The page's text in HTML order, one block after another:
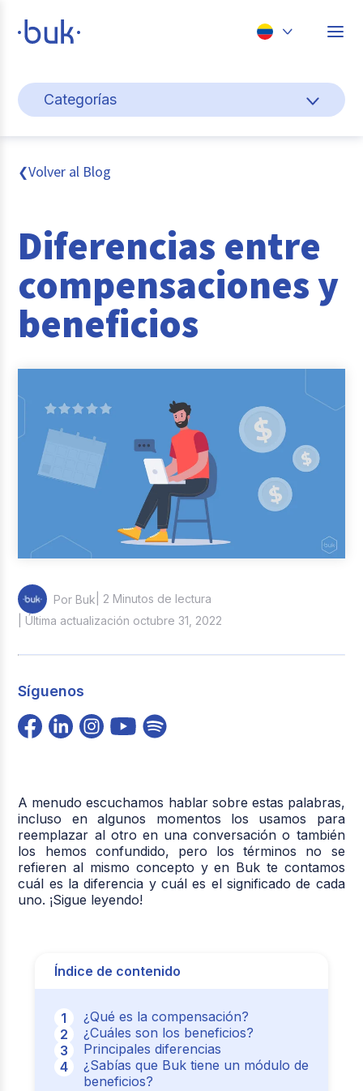
Perú
Categorías
Cultura y bienestar laboral
Gestión de personas
Pago de nómina
Buk
Transformación digital
Casos de éxito
Columna del Experto
Entrevistas
❮Volver al Blog
Diferencias entre
compensaciones y
beneficios
Por Buk | 2 Minutos de lectura
| Última actualización octubre 31, 2022
Síguenos
A menudo escuchamos hablar sobre estas palabras,
incluso en algunos momentos los usamos para
reemplazar al otro en una conversación o también
los hemos confundido, pero los términos no se
refieren al mismo concepto y en Buk te contamos
cuál es la diferencia y cuál es el significado de cada
uno. ¡Sigue leyendo!
Índice de contenido
¿Qué es la compensación?
¿Cuáles son los beneficios?
Principales diferencias
¿Sabías que Buk tiene un módulo de
beneficios?